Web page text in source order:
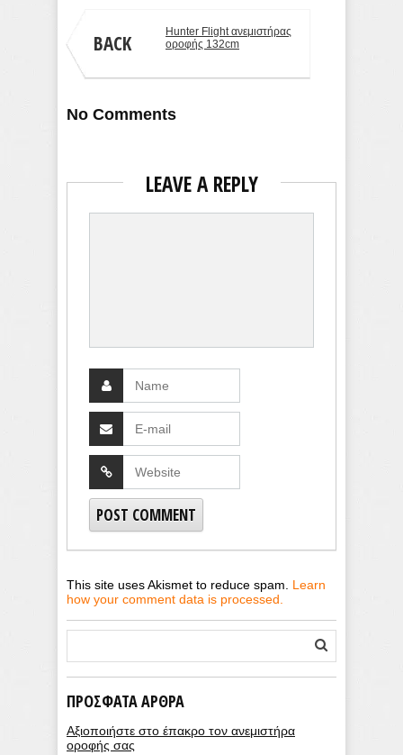
BACK
Hunter Flight ανεμιστήρας
οροφής 132cm
No Comments
LEAVE A REPLY
This site uses Akismet to reduce spam. Learn
how your comment data is processed.
ΠΡΌΣΦΑΤΑ ΆΡΘΡΑ
Αξιοποιήστε στο έπακρο τον ανεμιστήρα
οροφής σας